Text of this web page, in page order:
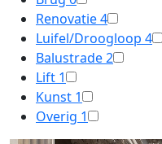
Renovatie4
Luifel/Droogloop 4
Balustrade2
Lift 1
Kunst 1
Overig 1